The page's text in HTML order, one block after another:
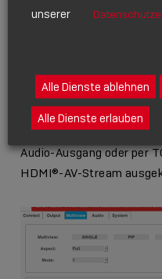
Dozenten dargestellten
AUSGEKOPPELT
Für die Audio-
Sound-Devices kann das
Audio-Ausgang oder per
HDMI®-AV-Stream
unserer
Alle Dienste ablehnen
Alle Dienste erlauben